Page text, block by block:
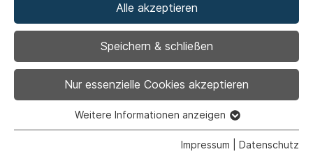
Bericht über das
schwere Leben der
Frauen in Afghanistan
Alle akzeptieren
Speichern & schließen
Nur essenzielle Cookies akzeptieren
Essenzielle Cookies werden für grundlegende Funktionen
Weitere Informationen anzeigen
Impressum Datenschutz